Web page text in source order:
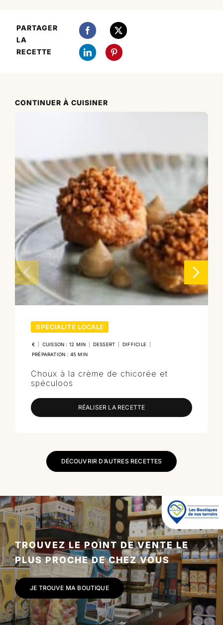
PARTAGER
LA
RECETTE
CONTINUER À CUISINER
SPÉCIALITÉ LOCALE
€ CUISSON : 12 MIN DESSERT DIFFICILE
PRÉPARATION : 45 MIN
Choux à la crème de chicorée et
spéculoos
RÉALISER LA RECETTE
DÉCOUVRIR D’AUTRES RECETTES
TROUVEZ LE POINT DE VENTE LE
PLUS PROCHE DE CHEZ VOUS
JE TROUVE MA BOUTIQUE